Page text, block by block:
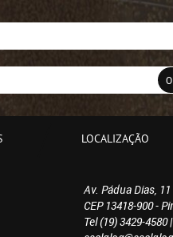
LOCALIZAÇÃO
Av. Pádua Dias,
CEP 13418-900 -
Tel (19) 3429-4580